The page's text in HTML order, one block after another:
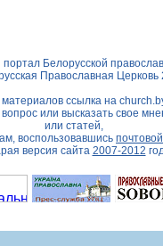
Белорусской
Православная Церковь
ссылка на
или высказать свое
или статей,
воспользовавшись
версия сайта 2007-2012